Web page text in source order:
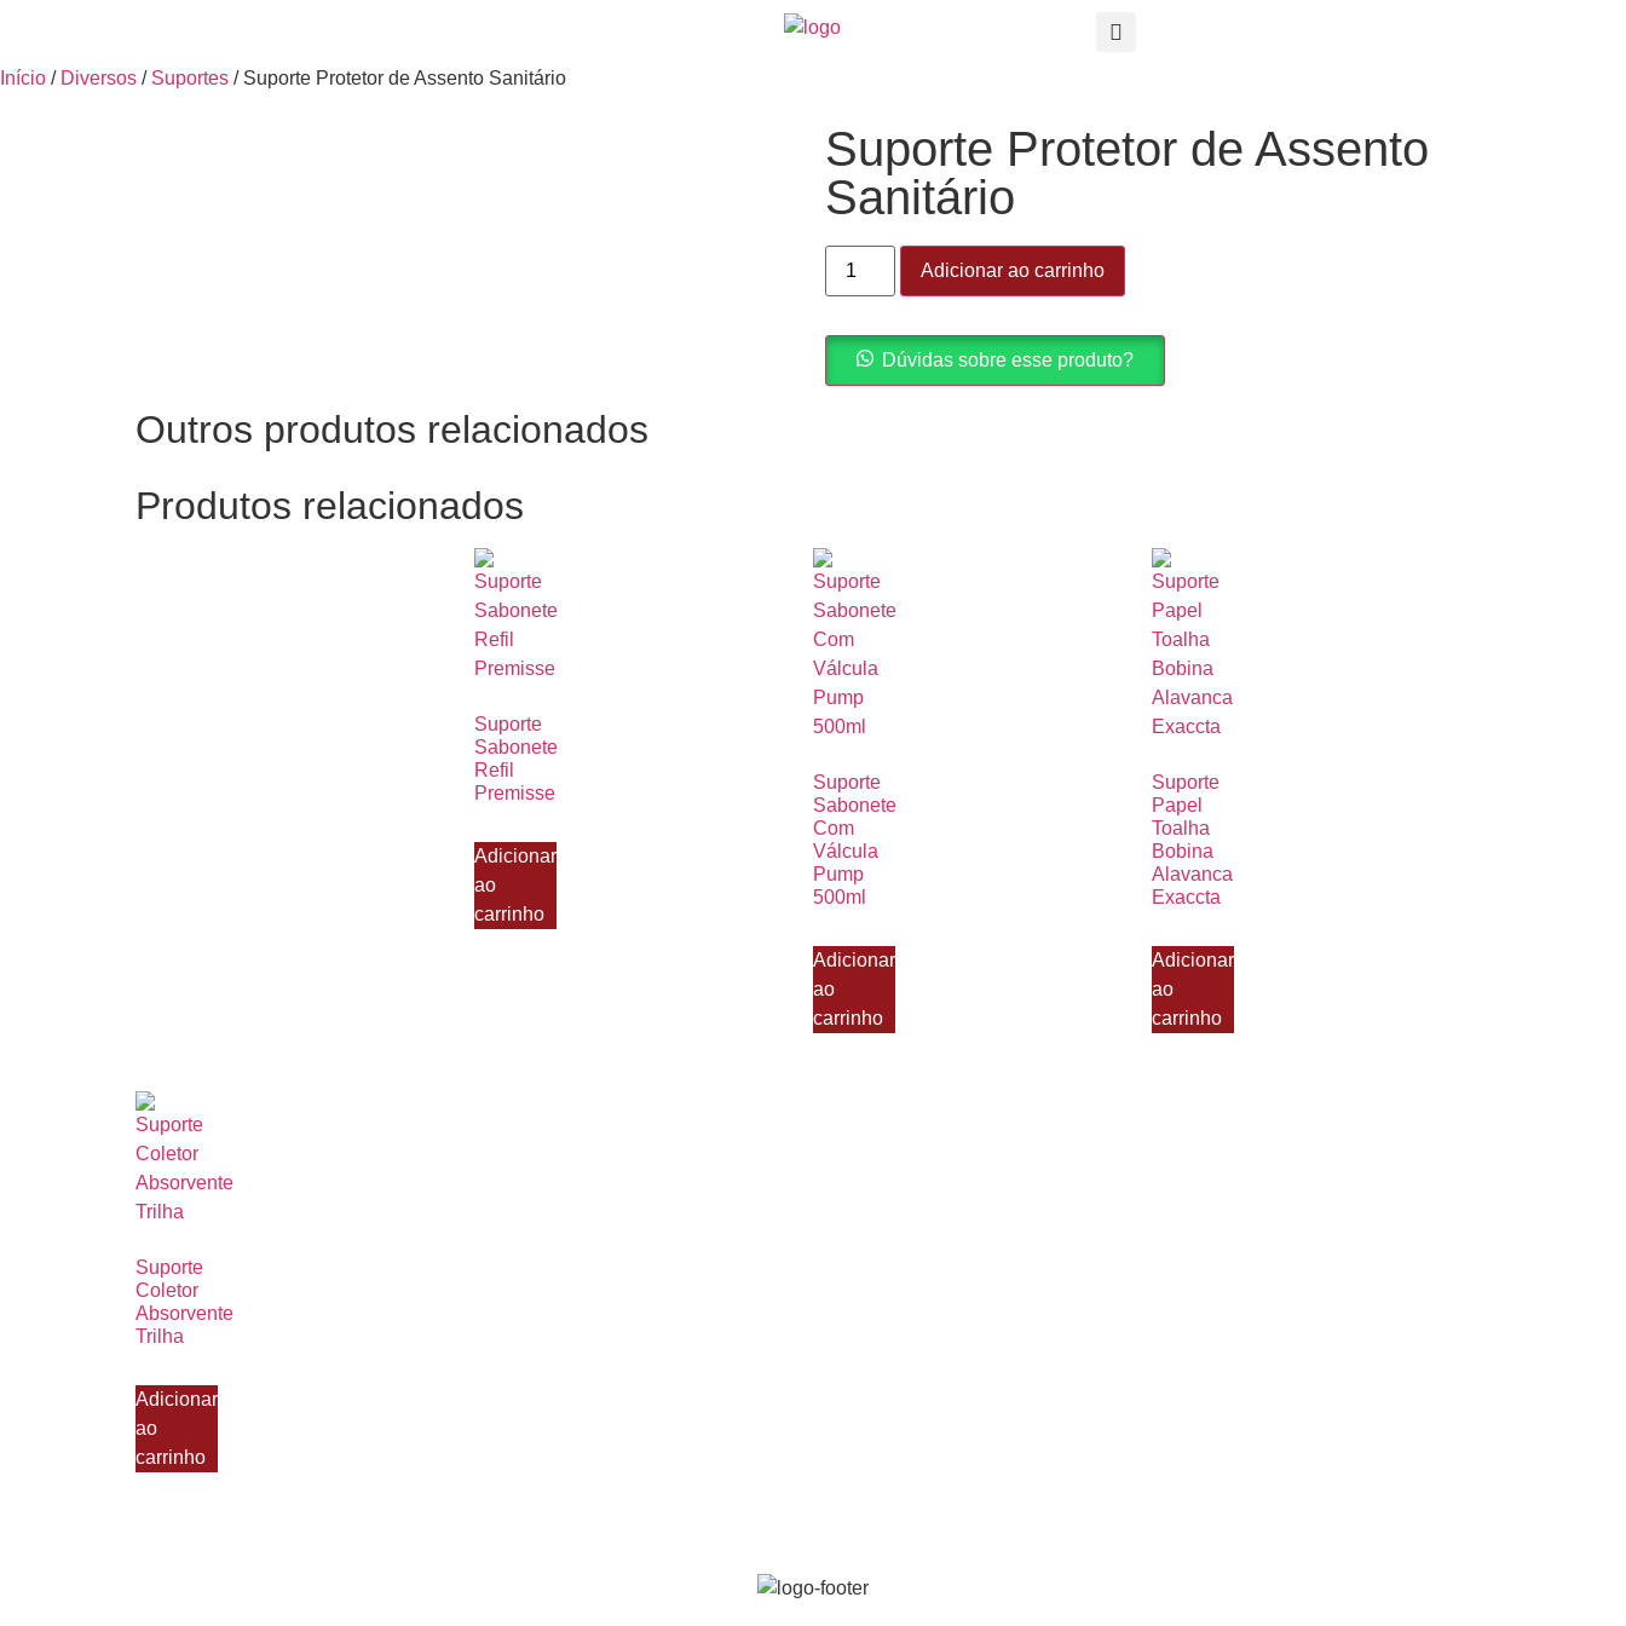
Início / Diversos / Suportes / Suporte Protetor de Assento Sanitário
Suporte Protetor de Assento
Sanitário
Adicionar ao carrinho
Dúvidas sobre esse produto?
Outros produtos relacionados
Produtos relacionados
Suporte
Sabonete
Refil
Premisse
Adicionar
ao
carrinho
Suporte
Sabonete
Com
Válcula
Pump
500ml
Adicionar
ao
carrinho
Suporte
Papel
Toalha
Bobina
Alavanca
Exaccta
Adicionar
ao
carrinho
Suporte
Coletor
Absorvente
Trilha
Adicionar
ao
carrinho